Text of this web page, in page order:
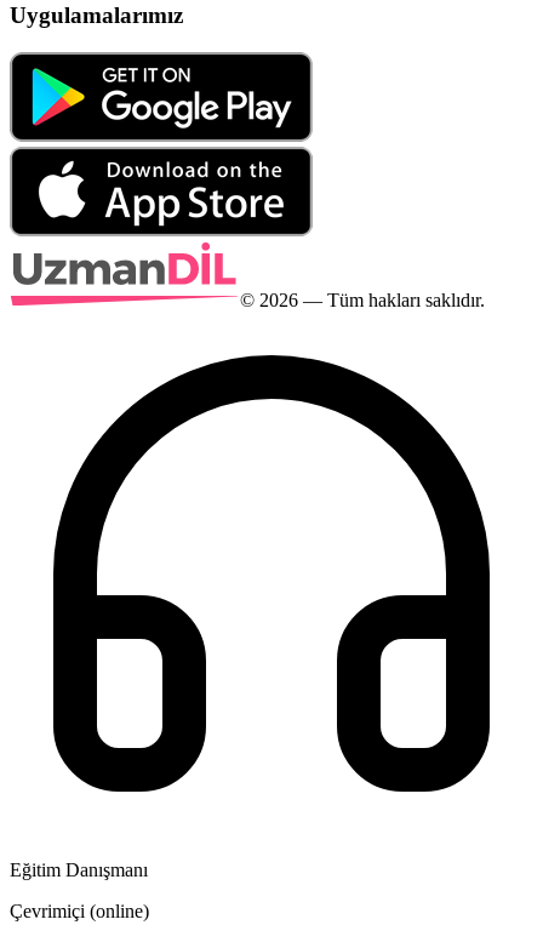
Uygulamalarımız
© 2026 — Tüm hakları saklıdır.
Eğitim Danışmanı
Çevrimiçi (online)